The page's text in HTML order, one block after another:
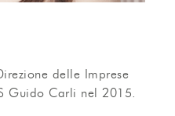
delle Imprese
Guido Carli nel 2015.